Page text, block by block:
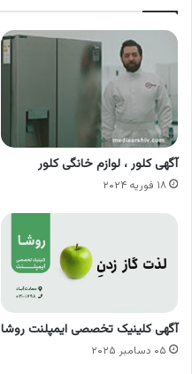
آگهی کلور ، لوازم خانگی کلور
۱۸ فوریه ۲۰۲۴
آگهی کلینیک تخصصی ایمپلنت روشا
۰۵ دسامبر ۲۰۲۵